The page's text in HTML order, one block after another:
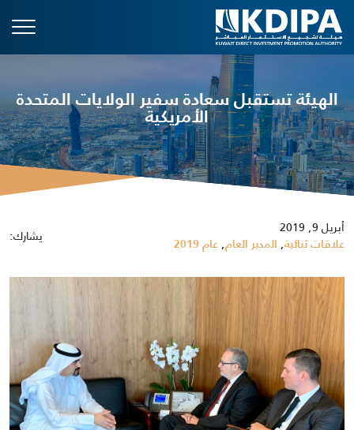
الهيئة تستقبل سعادة سفير الولايات المتحدة
الأمريكية
أبريل 9, 2019
علاقات ثنائية, المدير العام, عام 2019 يشارك: